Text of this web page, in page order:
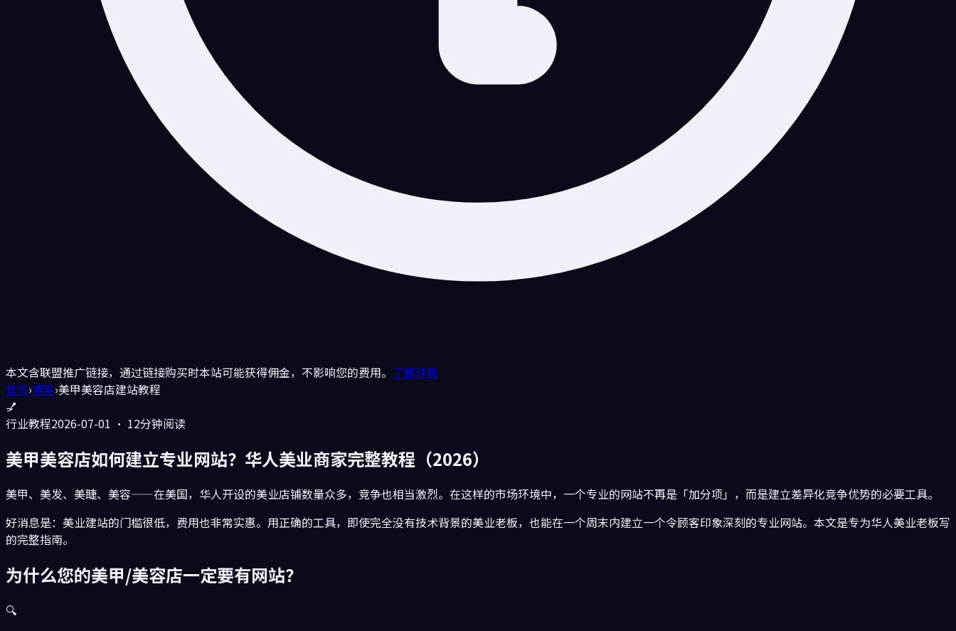
本文含联盟推广链接，通过链接购买时本站可能获得佣金，不影响您的费用。 了解详情
首页›博客›美甲美容店建站教程
💅
行业教程2026-07-01 · 12分钟阅读
美甲美容店如何建立专业网站？华人美业商家完整教程（2026）
美甲、美发、美睫、美容——在美国，华人开设的美业店铺数量众多，竞争也相当激烈。在这样的市场环境中，一个专业的网站不再是「加分项」，而是建立差异化竞争优势的必要工具。
好消息是：美业建站的门槛很低，费用也非常实惠。用正确的工具，即使完全没有技术背景的美业老板，也能在一个周末内建立一个令顾客印象深刻的专业网站。本文是专为华人美业老板写
的完整指南。
为什么您的美甲/美容店一定要有网站？
🔍